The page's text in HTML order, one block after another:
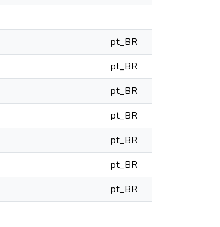
pt_BR
pt_BR
pt_BR
pt_BR
pt_BR
pt_BR
pt_BR